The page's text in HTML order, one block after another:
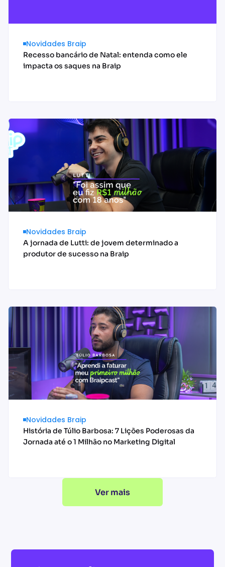
Novidades Braip
Recesso bancário de Natal: entenda como ele
impacta os saques na Braip
Acessar conteúdo
Novidades Braip
A jornada de Lutti: de jovem determinado a
produtor de sucesso na Braip
Acessar conteúdo
Novidades Braip
História de Túlio Barbosa: 7 Lições Poderosas da
Jornada até o 1 Milhão no Marketing Digital
Acessar conteúdoVer mais